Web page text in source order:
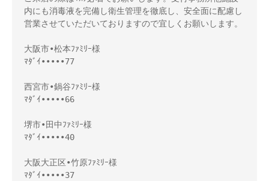
内にも消毒液を完備し衛生管理を徹底し、安全面に配慮し
営業させていただいておりますので宜しくお願いします。
大阪市•松本ﾌｧﾐﾘｰ様
ﾏﾀﾞｲ•••••77
西宮市•鍋谷ﾌｧﾐﾘｰ様
ﾏﾀﾞｲ•••••66
堺市•田中ﾌｧﾐﾘｰ様
ﾏﾀﾞｲ•••••40
大阪大正区•竹原ﾌｧﾐﾘｰ様
ﾏﾀﾞｲ•••••37